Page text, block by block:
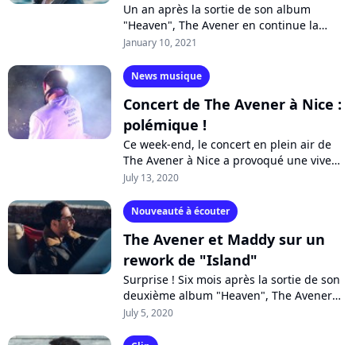
Un an après la sortie de son album
"Heaven", The Avener en continue la
promotion. Le DJ niçois mise sur le titre
January 10, 2021
News musique
Concert de The Avener à Nice :
polémique !
Ce week-end, le concert en plein air de
The Avener à Nice a provoqué une vive
polémique avec ses images de
sans...
July 13, 2020
Nouveauté à écouter
The Avener et Maddy sur un
rework de "Island"
Surprise ! Six mois après la sortie de son
deuxième album "Heaven", The Avener
est de retour avec un nouveau single
July 5, 2020